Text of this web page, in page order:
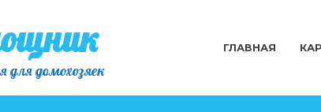
для домохозяек
ГЛАВНАЯ